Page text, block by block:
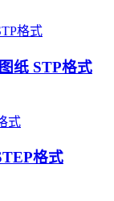
纸 STP格式
格式